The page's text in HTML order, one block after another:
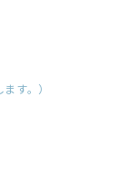
す。）